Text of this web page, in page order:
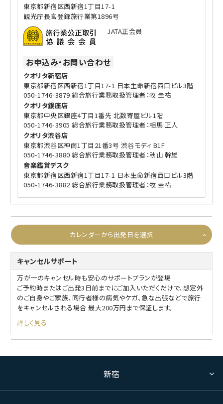
東京都新宿区西新宿1丁目17-1
観光庁長官登録旅行業第1896号
JATA正会員
お申込み・お問い合わせ
クオリタ新宿店
東京都新宿区西新宿1丁目17-1 日本生命新宿西口ビル3階
050-1746-3879 総合旅行業務取扱管理者：牧 圭祐
クオリタ銀座店
東京都中央区銀座4丁目1番先 北数寄屋ビル1階
050-1746-3905 総合旅行業務取扱管理者：相馬 正人
クオリタ渋谷店
東京都渋谷区神南1丁目21番3号 渋谷モディ B1F
050-1746-3880 総合旅行業務取扱管理者：秋山 幹雄
音楽鑑賞デスク
東京都新宿区西新宿1丁目17-1 日本生命新宿西口ビル3階
050-1746-3882 総合旅行業務取扱管理者：牧 圭祐
カレンダーから出発日を選択
キャンセルサポート
万が一のキャンセル時も安心のサポートプランが登場
ご予約時またはご出発3日前までにご加入いただくだけで、想定外
のご自身やご家族、同行者様の病気やケガ、急な出張などで旅行
をキャンセルされる場合 最大200万円まで保証します。
詳しく見る
新宿